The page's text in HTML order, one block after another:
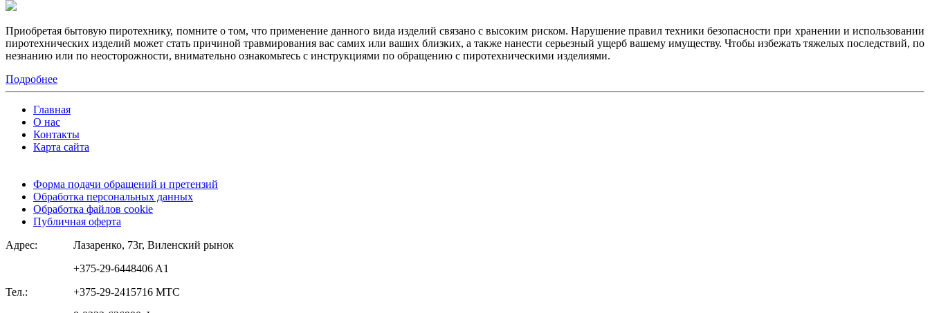
Приобретая бытовую пиротехнику, помните о том, что применение данного вида изделий связано с высоким риском. Нарушение правил техники безопасности при хранении и использовании
пиротехнических изделий может стать причиной травмирования вас самих или ваших близких, а также нанести серьезный ущерб вашему имуществу. Чтобы избежать тяжелых последствий, по
незнанию или по неосторожности, внимательно ознакомьтесь с инструкциями по обращению с пиротехническими изделиями.
Подробнее
Главная
О нас
Контакты
Карта сайта
Форма подачи обращений и претензий
Обработка персональных данных
Обработка файлов cookie
Публичная оферта
Адрес:
Лазаренко, 73г, Виленский рынок
Тел.:
+375-29-6448406 A1
+375-29-2415716 МТС